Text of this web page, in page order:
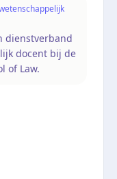
dienstverband
docent bij de
of Law.